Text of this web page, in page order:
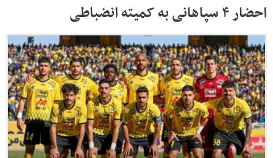
احضار ۴ سپاهانی به کمیته انضباطی